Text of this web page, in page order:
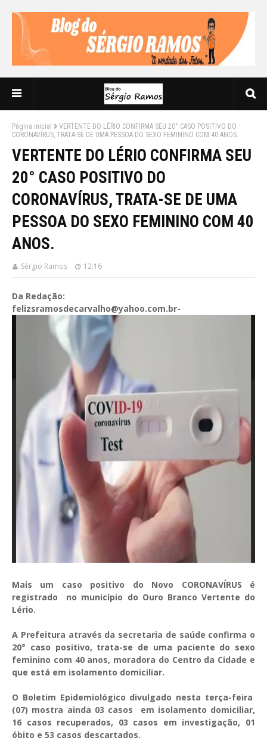
Página inicial
VERTENTE DO LÉRIO CONFIRMA SEU 20° CASO POSITIVO DO
CORONAVÍRUS, TRATA-SE DE UMA PESSOA DO SEXO FEMININO COM 40 ANOS.
VERTENTE DO LÉRIO CONFIRMA SEU
20° CASO POSITIVO DO
CORONAVÍRUS, TRATA-SE DE UMA
PESSOA DO SEXO FEMININO COM 40
ANOS.
Sérgio Ramos 12:16
Da Redação:
felizsramosdecarvalho@yahoo.com.br-
Mais um caso positivo do Novo CORONAVÍRUS é
registrado no município do Ouro Branco Vertente do
Lério.
A Prefeitura através da secretaria de saúde confirma o
20° caso positivo, trata-se de uma paciente do sexo
feminino com 40 anos, moradora do Centro da Cidade e
que está em isolamento domiciliar.
O Boletim Epidemiológico divulgado nesta terça-feira
(07) mostra ainda 03 casos em isolamento domiciliar,
16 casos recuperados, 03 casos em investigação, 01
óbito e 53 casos descartados.